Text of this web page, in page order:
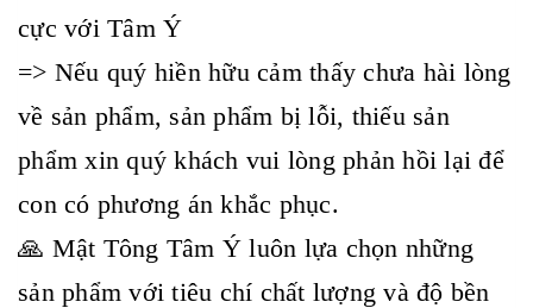
cực với Tâm Ý
=> Nếu quý hiền hữu cảm thấy chưa hài lòng
về sản phẩm, sản phẩm bị lỗi, thiếu sản
phẩm xin quý khách vui lòng phản hồi lại để
con có phương án khắc phục.
🙏 Mật Tông Tâm Ý luôn lựa chọn những
sản phẩm với tiêu chí chất lượng và độ bền